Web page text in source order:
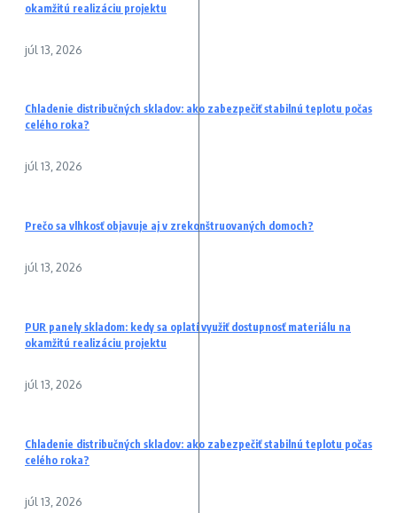
okamžitú realizáciu projektu
júl 13, 2026
Chladenie distribučných skladov: ako zabezpečiť stabilnú teplotu počas
celého roka?
júl 13, 2026
Prečo sa vlhkosť objavuje aj v zrekonštruovaných domoch?
júl 13, 2026
PUR panely skladom: kedy sa oplatí využiť dostupnosť materiálu na
okamžitú realizáciu projektu
júl 13, 2026
Chladenie distribučných skladov: ako zabezpečiť stabilnú teplotu počas
celého roka?
júl 13, 2026